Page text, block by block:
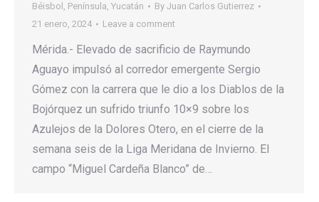
Béisbol , Península, Yucatán By Juan Carlos Gutierrez
21 enero, 2024
Leave a comment
Mérida.- Elevado de sacrificio de Raymundo
Aguayo impulsó al corredor emergente Sergio
Gómez con la carrera que le dio a los Diablos de la
Bojórquez un sufrido triunfo 10×9 sobre los
Azulejos de la Dolores Otero, en el cierre de la
semana seis de la Liga Meridana de Invierno. El
campo “Miguel Cardeña Blanco” de…